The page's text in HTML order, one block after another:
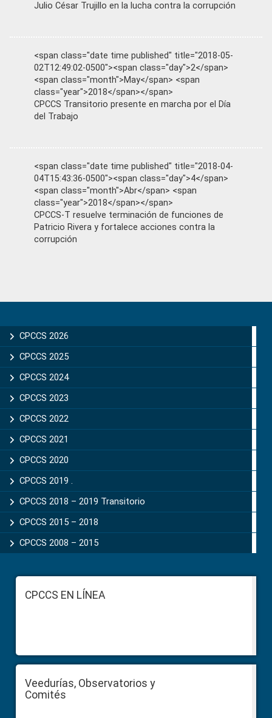
Julio César Trujillo en la lucha contra la corrupción
<span class="date time published" title="2018-05-
02T12:49:02-0500"><span class="day">2</span>
<span class="month">May</span> <span
class="year">2018</span></span>
CPCCS Transitorio presente en marcha por el Día
del Trabajo
<span class="date time published" title="2018-04-
04T15:43:36-0500"><span class="day">4</span>
<span class="month">Abr</span> <span
class="year">2018</span></span>
CPCCS-T resuelve terminación de funciones de
Patricio Rivera y fortalece acciones contra la
corrupción
Sidebar
CPCCS 2026
CPCCS 2025
CPCCS 2024
CPCCS 2023
CPCCS 2022
CPCCS 2021
CPCCS 2020
CPCCS 2019 .
CPCCS 2018 – 2019 Transitorio
CPCCS 2015 – 2018
CPCCS 2008 – 2015
FooterCPCCS EN LÍNEA
Veedurías, Observatorios y
Comités